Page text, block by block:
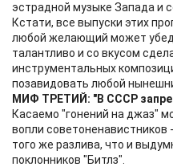
эстрадной музыке Запада и
Кстати, все выпуски этих
любой желающий может
талантливо и со вкусом
инструментальных
позавидовать любой
МИФ ТРЕТИЙ: "В СССР
Касаемо "гонений на джаз"
вопли советоненавистников
того же разлива, что и
поклонников "Битлз".